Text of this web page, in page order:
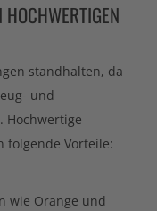
standhalten, da
und
Hochwertige
folgende Vorteile:
wie Orange und